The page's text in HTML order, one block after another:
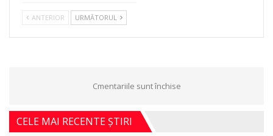
ANTERIOR URMĂTORUL
Cmentariile sunt închise
CELE MAI RECENTE ȘTIRI